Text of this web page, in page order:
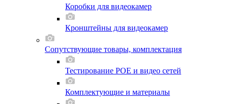
Коробки для видеокамер
Кронштейны для видеокамер
Сопутствующие товары, комплектация
Тестирование POE и видео сетей
Комплектующие и материалы